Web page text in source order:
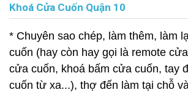
Khoá Cửa Cuốn Quận 10
* Chuyên sao chép, làm thêm, làm
cuốn (hay còn hay gọi là remote
cửa cuốn, khoá bấm cửa cuốn, tay
cuốn từ xa...), thợ đến làm tại chỗ